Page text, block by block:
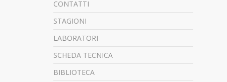
CONTATTI
STAGIONI
LABORATORI
SCHEDA TECNICA
BIBLIOTECA